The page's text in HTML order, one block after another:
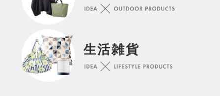
生活雑貨